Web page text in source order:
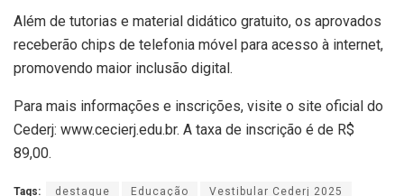
Além de tutorias e material didático gratuito, os aprovados
receberão chips de telefonia móvel para acesso à internet,
promovendo maior inclusão digital.
Para mais informações e inscrições, visite o site oficial do
Cederj: www.cecierj.edu.br. A taxa de inscrição é de R$
89,00.
Tags: destaque Educação Vestibular Cederj 2025